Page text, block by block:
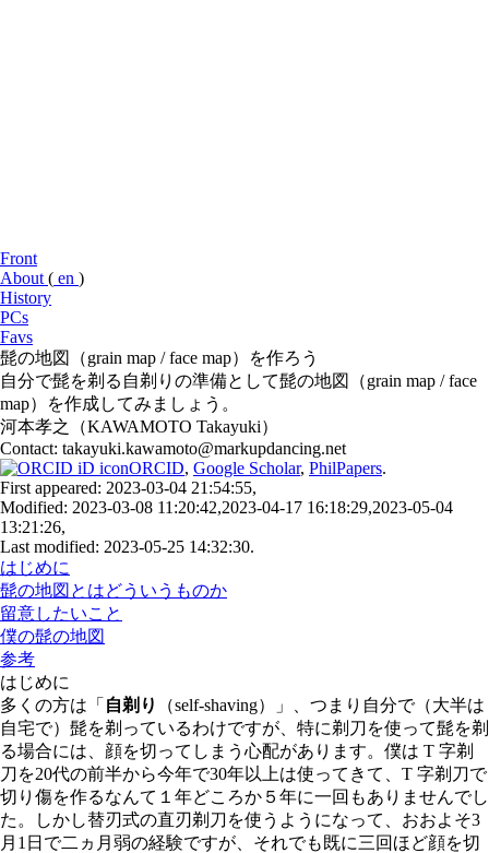
Front
About ( en )
History
PCs
Favs
髭の地図（grain map / face map）を作ろう
自分で髭を剃る自剃りの準備として髭の地図（grain map / face
map）を作成してみましょう。
河本孝之（KAWAMOTO Takayuki）
Contact: takayuki.kawamoto@markupdancing.net
ORCID, Google Scholar, PhilPapers.
First appeared: 2023-03-04 21:54:55,
Modified: 2023-03-08 11:20:42,2023-04-17 16:18:29,2023-05-04
13:21:26,
Last modified: 2023-05-25 14:32:30.
はじめに
髭の地図とはどういうものか
留意したいこと
僕の髭の地図
参考
はじめに
多くの方は「 自剃り
（self-shaving）」、つまり自分で（大半は
自宅で）髭を剃っているわけですが、特に剃刀を使って髭を剃
る場合には、顔を切ってしまう心配があります。僕は T 字剃
刀を20代の前半から今年で30年以上は使ってきて、T 字剃刀で
切り傷を作るなんて１年どころか５年に一回もありませんでし
た。しかし替刃式の直刃剃刀を使うようになって、おおよそ3
月1日で二ヵ月弱の経験ですが、それでも既に三回ほど顔を切